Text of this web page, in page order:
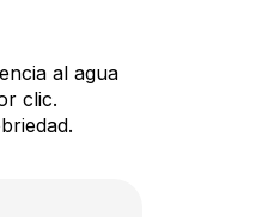
al agua
clic.